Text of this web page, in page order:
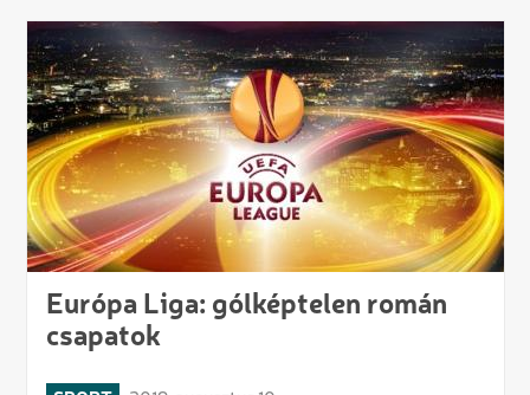
Európa Liga: gólképtelen román
csapatok